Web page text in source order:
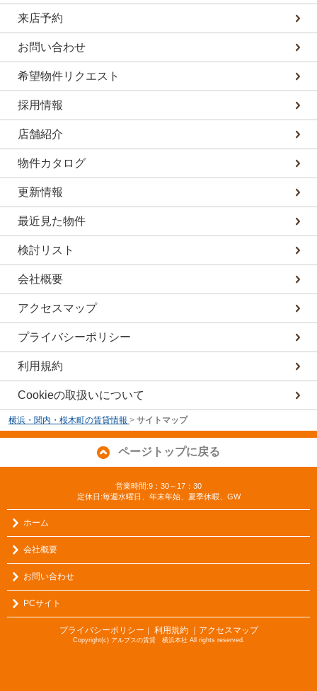
来店予約
お問い合わせ
希望物件リクエスト
採用情報
店舗紹介
物件カタログ
更新情報
最近見た物件
検討リスト
会社概要
アクセスマップ
プライバシーポリシー
利用規約
Cookieの取扱いについて
横浜・関内・桜木町の賃貸情報 > サイトマップ
ページトップに戻る
営業時間:9：30～17：30
定休日:毎週水曜日、年末年始、夏季休暇、GW
ホーム
会社概要
お問い合わせ
PCサイト
プライバシーポリシー ｜ 利用規約 ｜アクセスマップ
Copyright(c) アルプスの賃貸 横浜本社 All rights reserved.